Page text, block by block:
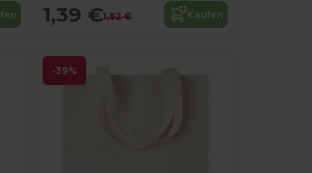
1,39 €1,82 € Kaufen
-39%